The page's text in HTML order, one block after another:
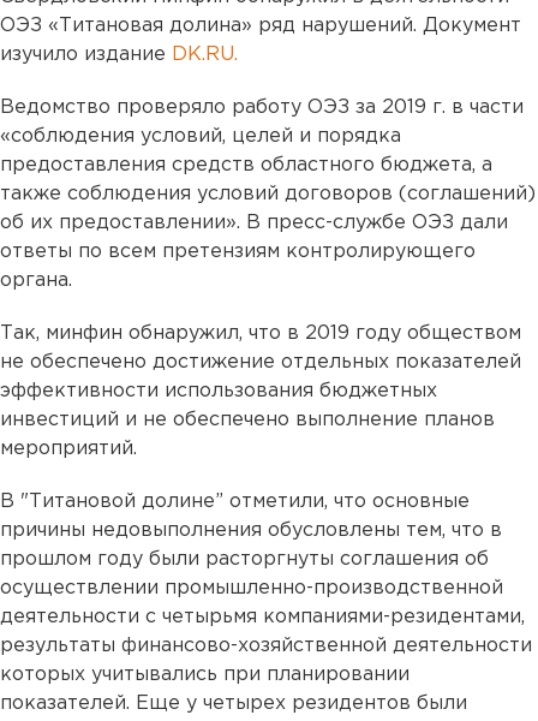
ОЭЗ «Титановая долина» ряд нарушений. Документ
изучило издание DK.RU.
Ведомство проверяло работу ОЭЗ за 2019 г. в части
«соблюдения условий, целей и порядка
предоставления средств областного бюджета, а
также соблюдения условий договоров (соглашений)
об их предоставлении». В пресс-службе ОЭЗ дали
ответы по всем претензиям контролирующего
органа.
Так, минфин обнаружил, что в 2019 году обществом
не обеспечено достижение отдельных показателей
эффективности использования бюджетных
инвестиций и не обеспечено выполнение планов
мероприятий.
В "Титановой долине” отметили, что основные
причины недовыполнения обусловлены тем, что в
прошлом году были расторгнуты соглашения об
осуществлении промышленно-производственной
деятельности с четырьмя компаниями-резидентами,
результаты финансово-хозяйственной деятельности
которых учитывались при планировании
показателей. Еще у четырех резидентов были